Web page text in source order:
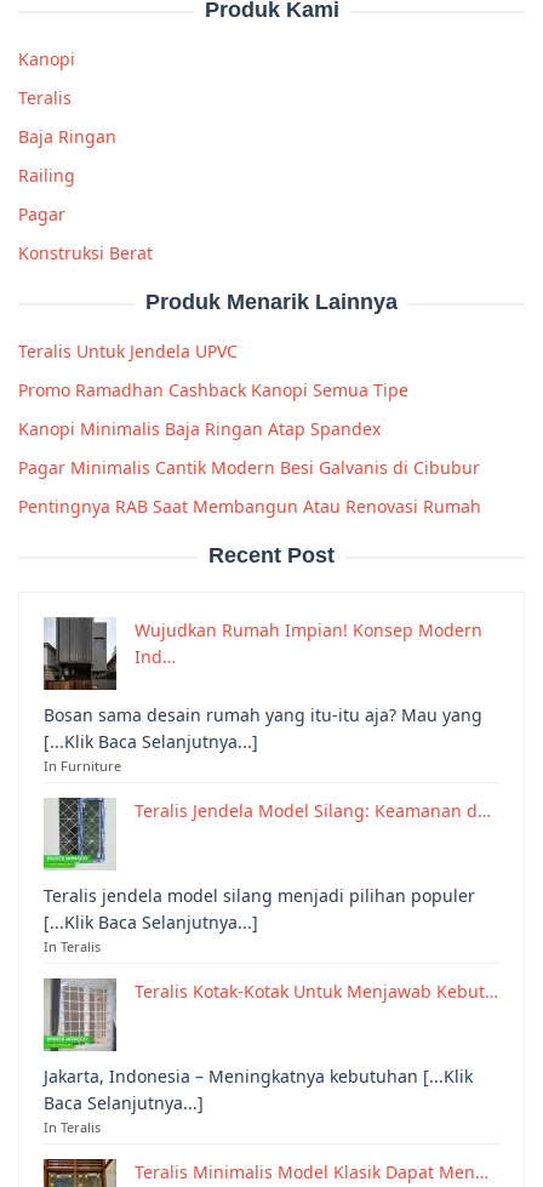
Produk Kami
Kanopi
Teralis
Baja Ringan
Railing
Pagar
Konstruksi Berat
Produk Menarik Lainnya
Teralis Untuk Jendela UPVC
Promo Ramadhan Cashback Kanopi Semua Tipe
Kanopi Minimalis Baja Ringan Atap Spandex
Pagar Minimalis Cantik Modern Besi Galvanis di Cibubur
Pentingnya RAB Saat Membangun Atau Renovasi Rumah
Recent Post
Wujudkan Rumah Impian! Konsep Modern
Ind…
Bosan sama desain rumah yang itu-itu aja? Mau yang
[...Klik Baca Selanjutnya...]
In Furniture
Teralis Jendela Model Silang: Keamanan d…
Teralis jendela model silang menjadi pilihan populer
[...Klik Baca Selanjutnya...]
In Teralis
Teralis Kotak-Kotak Untuk Menjawab Kebut…
Jakarta, Indonesia – Meningkatnya kebutuhan [...Klik
Baca Selanjutnya...]
In Teralis
Teralis Minimalis Model Klasik Dapat Men…